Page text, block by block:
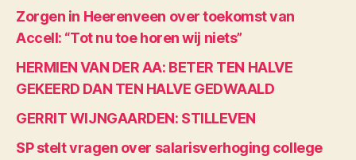
Zorgen in Heerenveen over toekomst van
Accell: “Tot nu toe horen wij niets”
HERMIEN VAN DER AA: BETER TEN HALVE
GEKEERD DAN TEN HALVE GEDWAALD
GERRIT WIJNGAARDEN: STILLEVEN
SP stelt vragen over salarisverhoging college